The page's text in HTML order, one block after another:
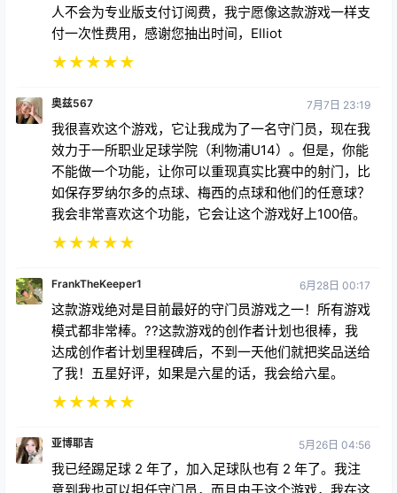
人不会为专业版支付订阅费，我宁愿像这款游戏一样支
付一次性费用，感谢您抽出时间，Elliot
★★★★★
奥兹567 7月7日 23:19
我很喜欢这个游戏，它让我成为了一名守门员，现在我
效力于一所职业足球学院（利物浦U14）。但是，你能
不能做一个功能，让你可以重现真实比赛中的射门，比
如保存罗纳尔多的点球、梅西的点球和他们的任意球？
我会非常喜欢这个功能，它会让这个游戏好上100倍。
★★★★★
FrankTheKeeper1 6月28日 00:17
这款游戏绝对是目前最好的守门员游戏之一！所有游戏
模式都非常棒。??这款游戏的创作者计划也很棒，我
达成创作者计划里程碑后，不到一天他们就把奖品送给
了我！五星好评，如果是六星的话，我会给六星。
★★★★★
亚博耶吉 5月26日 04:56
我已经踢足球 2 年了，加入足球队也有 2 年了。我注